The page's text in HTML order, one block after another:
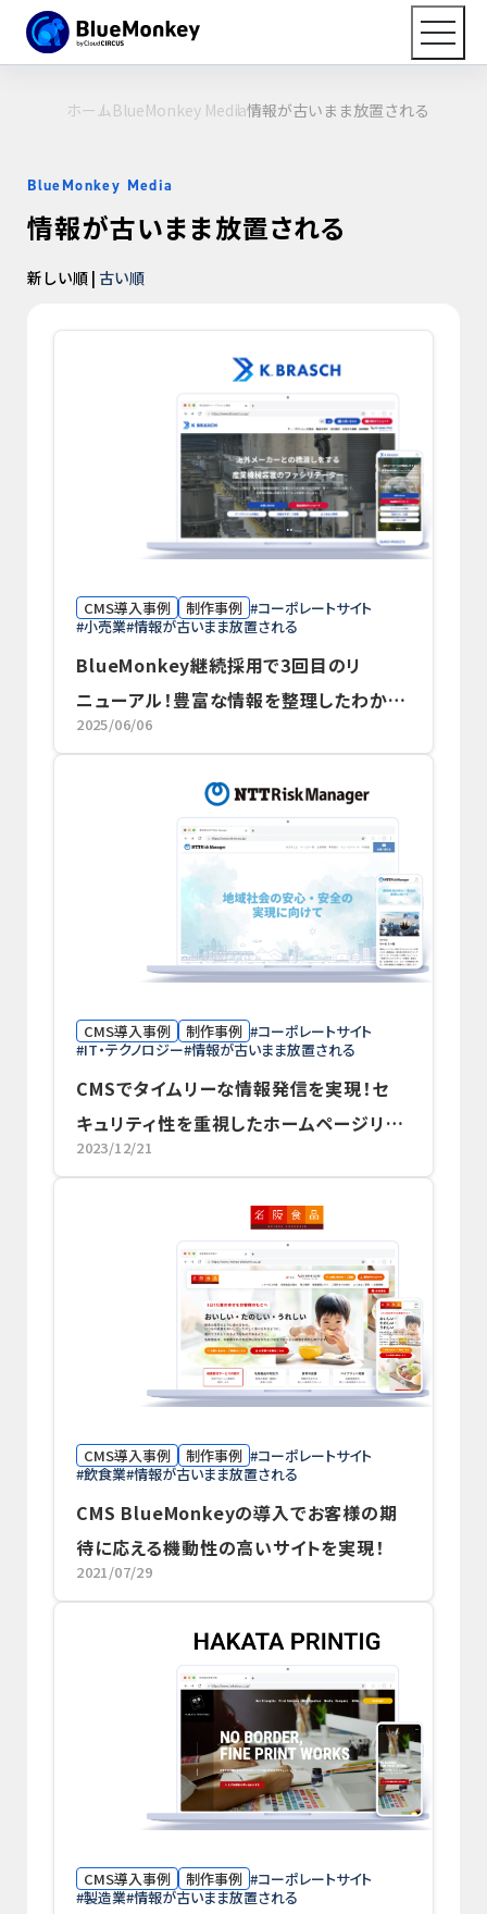
ホームBlueMonkey Media情報が古いまま放置される
BlueMonkey Media
情報が古いまま放置される
新しい順 | 古い順
CMS導入事例 制作事例
コーポレートサイト
小売業 情報が古いまま放置される
BlueMonkey継続採用で3回目のリ
ニューアル！豊富な情報を整理したわかり
やすいサイトに
2025/06/06
CMS導入事例 制作事例
コーポレートサイト
IT・テクノロジー 情報が古いまま放置される
CMSでタイムリーな情報発信を実現！セ
キュリティ性を重視したホームページリ
ニューアル事例
2023/12/21
CMS導入事例 制作事例
コーポレートサイト
飲食業 情報が古いまま放置される
CMS BlueMonkeyの導入でお客様の期
待に応える機動性の高いサイトを実現！
2021/07/29
CMS導入事例 制作事例
コーポレートサイト
製造業 情報が古いまま放置される